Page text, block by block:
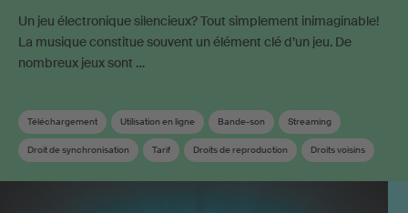
Un jeu électronique silencieux? Tout simplement inimaginable!
La musique constitue souvent un élément clé d’un jeu. De
nombreux jeux sont …
Téléchargement Utilisation en ligne Bande-son Streaming
Droit de synchronisation Tarif Droits de reproduction Droits voisins